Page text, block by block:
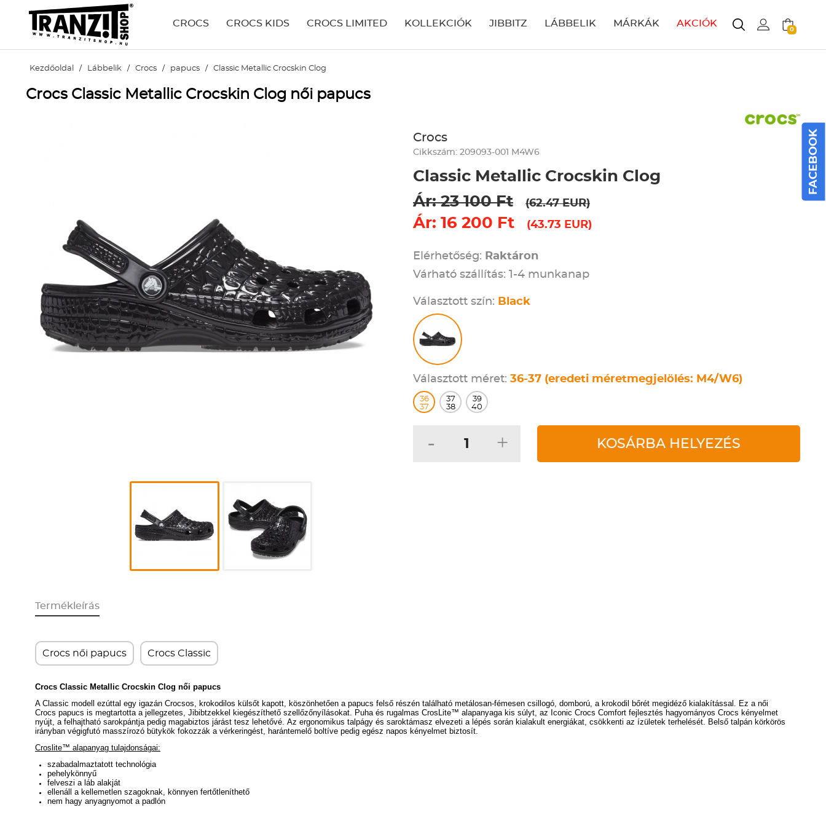
CROCS CROCS KIDS CROCS LIMITED KOLLEKCIÓK JIBBITZ LÁBBELIK MÁRKÁK AKCIÓK
0
Kezdőoldal / Lábbelik / Crocs / papucs / Classic Metallic Crocskin Clog
Crocs Classic Metallic Crocskin Clog női papucs
Crocs
Cikkszám: 209093-001 M4W6
Classic Metallic Crocskin Clog
Ár: 23 100 Ft
(62.47 EUR)
Ár: 16 200 Ft (43.73 EUR)
Elérhetőség: Raktáron
Várható szállítás: 1-4 munkanap
Választott szín: Black
Választott méret: 36-37 (eredeti méretmegjelölés: M4/W6)
36
37
37
38
39
40
- + KOSÁRBA HELYEZÉS
Termékleírás
Crocs női papucs Crocs Classic
Crocs Classic Metallic Crocskin Clog női papucs
A Classic modell ezúttal egy igazán Crocsos, krokodilos külsőt kapott, köszönhetően a papucs felső részén található metálosan-fémesen csillogó, domború, a krokodil bőrét megidéző kialakítással. Ez a női
Crocs papucs is megtartotta a jellegzetes, Jibibtzekkel kiegészíthető szellőzőnyílásokat. Puha és rugalmas CrosLite™ alapanyagakis súlyt, az Iconic Crocs Comfort fejlesztés hagyományos Crocs kényelmet
nyújt, a felhajtható sarokpántja pedig magabiztos járást tesz lehetővé. Az ergonomikus talpágy és saroktámasz elvezeti a lépés során kialakult energiákat, csökkenti az ízületek terhelését. Belső talpán körkörös
irányban végigfutó masszírozó bütykök fokozzák a vérkeringést, harántemelő boltíve pedig egész napos kényelmet biztosít.
Croslite™ alapanyag tulajdonságai:
szabadalmaztatott technológia
pehelykönnyű
felveszi a láb alakját
ellenáll a kellemetlen szagoknak, könnyen fertőtleníthető
nem hagy anyagnyomot a padlón
FACEBOOK